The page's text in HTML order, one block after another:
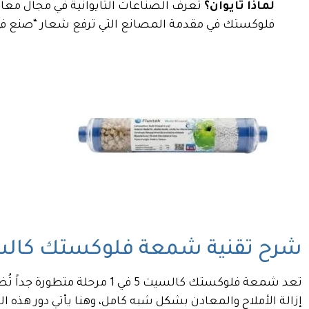
لماذا تايوان؟ تُعرف الصناعات التايوانية في مجال
فلوكستك في مقدمة المصانع التي ترفع شعار “صنع في
شرح تقنية شمعة فلوكستك كالسيت 5 في 1 والتركيب
إزالة الأملاح والمعادن بشكل شبه كامل، وهنا يأتي دور